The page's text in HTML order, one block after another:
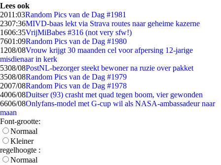
Lees ook
2011:03Random Pics van de Dag #1981
2307:36MIVD-baas lekt via Strava routes naar geheime kazerne
1606:35VrijMiBabes #316 (not very sfw!)
7601:09Random Pics van de Dag #1980
1208/08Vrouw krijgt 30 maanden cel voor afpersing 12-jarige
misdienaar in kerk
5308/08PostNL-bezorger steekt bewoner na ruzie over pakket
3508/08Random Pics van de Dag #1979
2007/08Random Pics van de Dag #1978
4006/08Duitser (93) crasht met quad tegen boom, vier gewonden
6606/08Onlyfans-model met G-cup wil als NASA-ambassadeur naar
maan
Font-grootte:
Normaal
Kleiner
regelhoogte :
Normaal